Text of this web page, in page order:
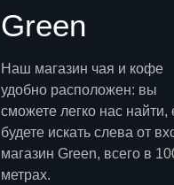
Наш магазин чая и кофе
удобно расположен: вы
сможете легко нас найти,
будете искать слева от
магазин Green, всего в
метрах.
Green